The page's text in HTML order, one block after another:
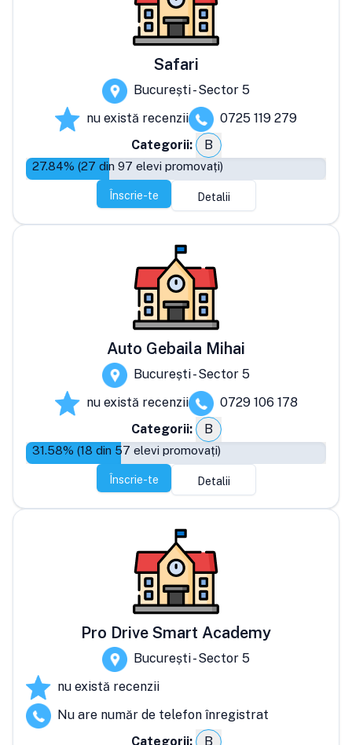
Safari
București - Sector 5
nu există recenzii
0725 119 279
Categorii:
B
27.84% (27 din 97 elevi promovați)
Înscrie-te Detalii
Auto Gebaila Mihai
București - Sector 5
nu există recenzii
0729 106 178
Categorii:
B
31.58% (18 din 57 elevi promovați)
Înscrie-te Detalii
Pro Drive Smart Academy
București - Sector 5
nu există recenzii
Nu are număr de telefon înregistrat
Categorii:
B